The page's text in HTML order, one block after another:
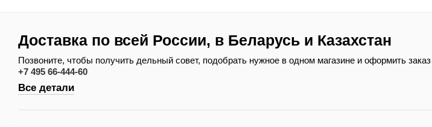
Доставка по всей России, в Беларусь и Казахстан
Позвоните, чтобы получить дельный совет, подобрать нужное в одном магазине и оформить заказ
+7 495 66-444-60
Все детали